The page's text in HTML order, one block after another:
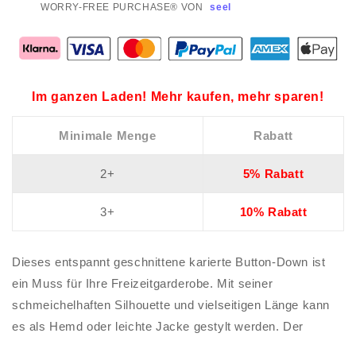
WORRY-FREE PURCHASE® VON
seel
Im ganzen Laden! Mehr kaufen, mehr sparen!
Minimale Menge Rabatt
2+ 5% Rabatt
3+ 10% Rabatt
Dieses entspannt geschnittene karierte Button-Down ist
ein Muss für Ihre Freizeitgarderobe. Mit seiner
schmeichelhaften Silhouette und vielseitigen Länge kann
es als Hemd oder leichte Jacke gestylt werden. Der